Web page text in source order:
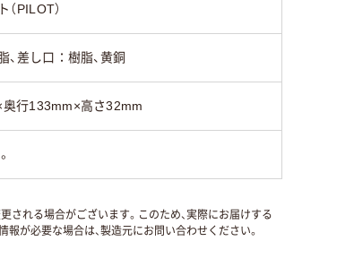
（PILOT）
、差し口：樹脂、黄銅
行133mm×高さ32mm
される場合がございます。このため、実際にお届けする
が必要な場合は、製造元にお問い合わせください。